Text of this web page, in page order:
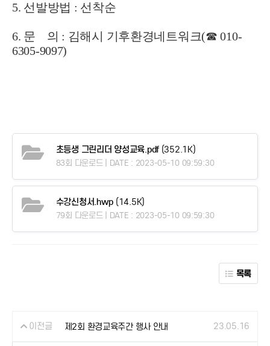
5. 선발방법 : 선착순
6. 문 의 : 김해시 기후환경네트워크(☎ 010-
6305-9097)
초등생 그린리더 양성교육.pdf(352.1K)
83회 다운로드 | DATE : 2023-05-10 09:59:30
수강신청서.hwp (14.5K)
79회 다운로드 | DATE : 2023-05-10 09:59:30
목록
이전글 제2회 환경교육주간 행사 안내 23.05.16